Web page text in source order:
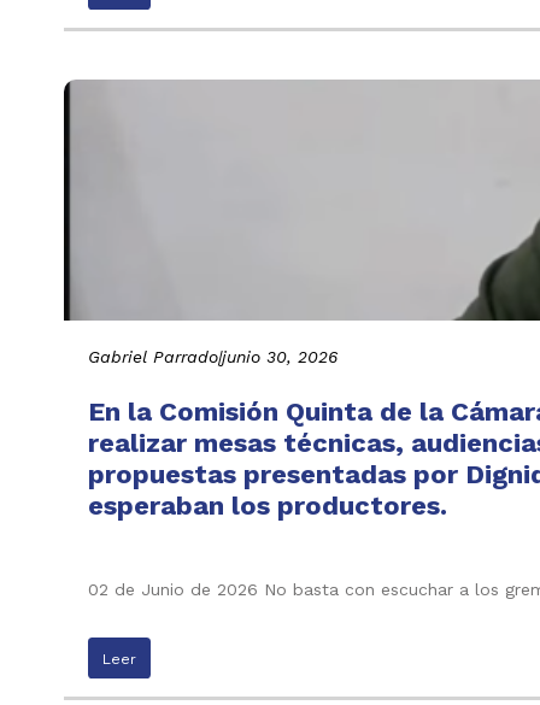
Gabriel Parrado|junio 30, 2026
En la Comisión Quinta de la
realizar mesas técnicas,
propuestas presentadas por
esperaban los productores.
02 de Junio de 2026 No basta con escuchar a los
Leer